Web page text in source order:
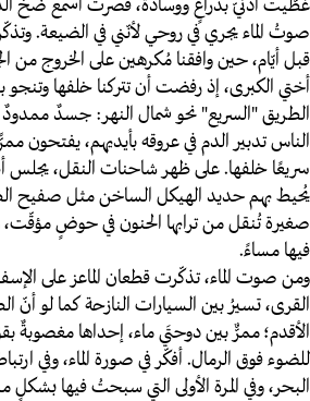
غطّيت أذنيّ بذراعٍ ووسادة، فصرت أسمع ضخ
صوتُ الماء يجري في روحي لأنّني في الضيعة.
قبل أيّام، حين وافقنا مُكرهين على الخروج
أختي الكبرى، إذ رفضت أن تتركنا خلفها وتنجو
الطريق "السريع" نحو شمال النهر: جسدٌ
الناس تدبير الدم في عروقه بأيديهم، يفتحون
سريعًا خلفها. على ظهر شاحنات النقل، يجلس
يُحيط بهم حديد الهيكل الساخن مثل صفيح
صغيرة تُنقل من ترابها الحنون في حوضٍ
فيها مساءً.
ومن صوت الماء، تذكّرت قطعان الماعز على
القرى، تسيرُ بين السيارات النازحة كما لو أنّ
الأقدم؛ ممرٌّ بين دوحتَي ماء، إحداها مغصوبةٌ
للضوء فوق الرمال. أفكّر في صورة الماء، وفي